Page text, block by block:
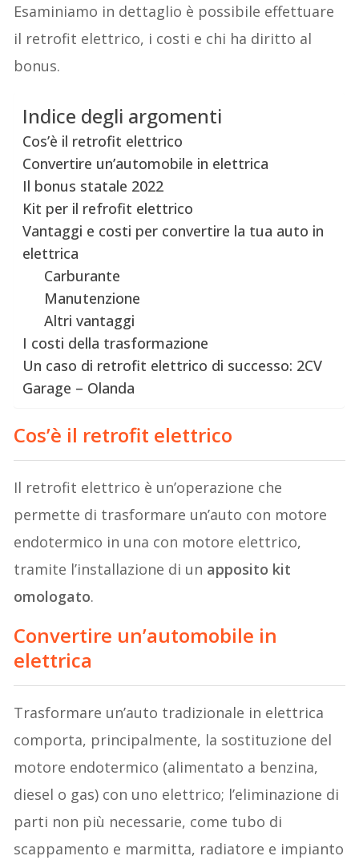
Esaminiamo in dettaglio è possibile effettuare
il retrofit elettrico, i costi e chi ha diritto al
bonus.
Indice degli argomenti
Cos’è il retrofit elettrico
Convertire un’automobile in elettrica
Il bonus statale 2022
Kit per il refrofit elettrico
Vantaggi e costi per convertire la tua auto in
elettrica
Carburante
Manutenzione
Altri vantaggi
I costi della trasformazione
Un caso di retrofit elettrico di successo: 2CV
Garage – Olanda
Cos’è il retrofit elettrico
Il retrofit elettrico è un’operazione che
permette di trasformare un’auto con motore
endotermico in una con motore elettrico,
tramite l’installazione di un apposito kit
omologato.
Convertire un’automobile in
elettrica
Trasformare un’auto tradizionale in elettrica
comporta, principalmente, la sostituzione del
motore endotermico (alimentato a benzina,
diesel o gas) con uno elettrico; l’eliminazione di
parti non più necessarie, come tubo di
scappamento e marmitta, radiatore e impianto